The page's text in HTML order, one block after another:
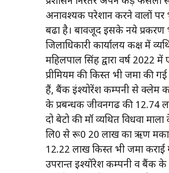
अनावश्यक परेशान करने वालों
बढा है। बावजूद इसके नये प्रकरण
जिलाधिकारी कार्यालय कक्ष में
महिलपाल सिंह द्वारा वर्ष 2022
प्रीमियम की किस्त भी जमा की
हैं, बैंक इंश्योरेंश कम्पनी से क्लेम
के प्रबन्धक जीवनगढ की 12.74
दो बेटो की मॉ व्यथित विधवा
लि0 से रू0 20 लाख का ऋण
12.22 लाख किस्त भी जमा कराई
उपरान्त इश्योंरेश कम्पनी व बैंक के